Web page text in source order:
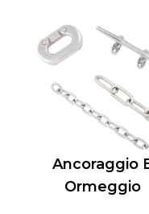
Ancoraggio
Ormeggio